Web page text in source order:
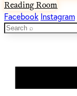
Reading Room
Facebook Instagram